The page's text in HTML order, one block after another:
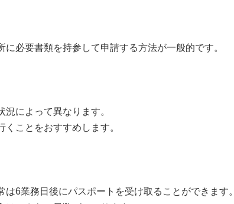
に必要書類を持参して申請する方法が一般的です。
によって異なります。
ことをおすすめします。
は6業務日後にパスポートを受け取ることができます。